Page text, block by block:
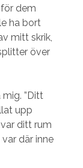
dem
ha bort
mitt skrik,
över
”Ditt
upp
ditt rum
där inne